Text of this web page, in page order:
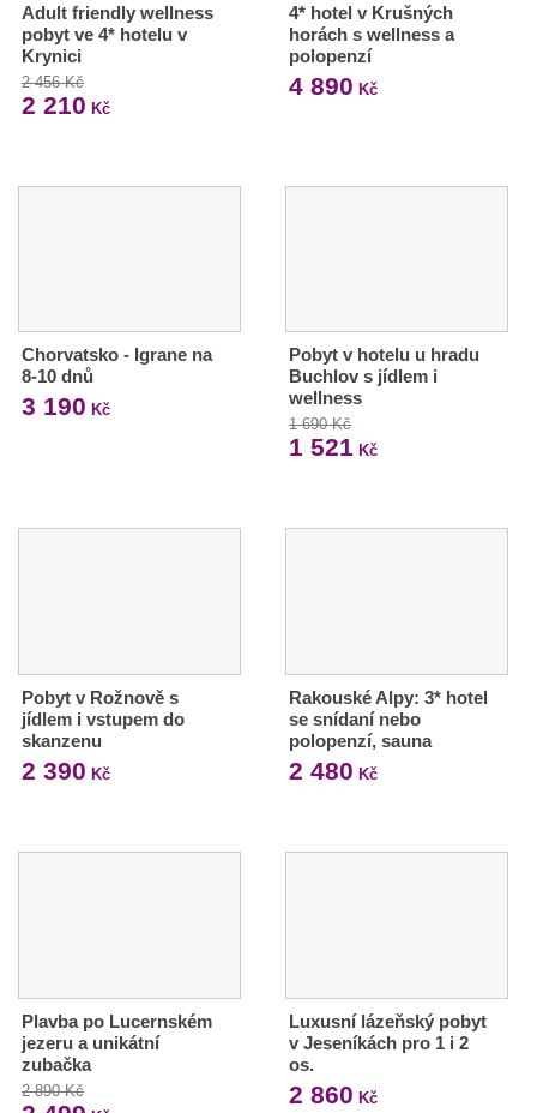
Adult friendly wellness
pobyt ve 4* hotelu v
Krynici
2 456 Kč
2 210 Kč
4* hotel v Krušných
horách s wellness a
polopenzí
4 890 Kč
Chorvatsko - Igrane na
8-10 dnů
3 190 Kč
Pobyt v hotelu u hradu
Buchlov s jídlem i
wellness
1 690 Kč
1 521 Kč
Pobyt v Rožnově s
jídlem i vstupem do
skanzenu
2 390 Kč
Rakouské Alpy: 3* hotel
se snídaní nebo
polopenzí, sauna
2 480 Kč
Plavba po Lucernském
jezeru a unikátní
zubačka
2 890 Kč
Luxusní lázeňský pobyt
v Jeseníkách pro 1 i 2
os.
2 860 Kč